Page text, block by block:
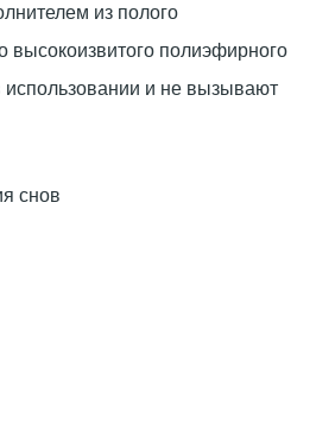
из полого
высокоизвитого полиэфирного
использовании и не вызывают
снов